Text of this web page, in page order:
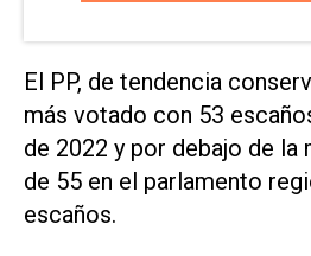
El PP, de tendencia
​más votado con 53
de 2022 y por ‌debajo de la
de 55 en el ⁠parlamento
escaños.